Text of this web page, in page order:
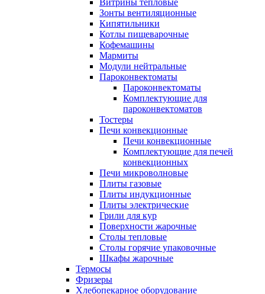
Витрины тепловые
Зонты вентиляционные
Кипятильники
Котлы пищеварочные
Кофемашины
Мармиты
Модули нейтральные
Пароконвектоматы
Пароконвектоматы
Комплектующие для
пароконвектоматов
Тостеры
Печи конвекционные
Печи конвекционные
Комплектующие для печей
конвекционных
Печи микроволновые
Плиты газовые
Плиты индукционные
Плиты электрические
Грили для кур
Поверхности жарочные
Столы тепловые
Столы горячие упаковочные
Шкафы жарочные
Термосы
Фризеры
Хлебопекарное оборудование